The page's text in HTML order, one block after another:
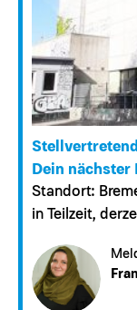
Dein
Standort:
in Teilzeit,